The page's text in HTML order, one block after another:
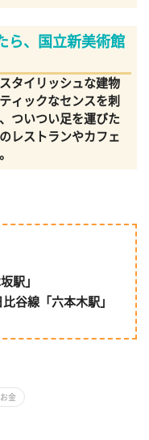
ら、国立新美術館
タイリッシュな建物
ィックなセンスを刺
ついつい足を運びた
レストランやカフェ
駅」
線「六本木駅」
お金